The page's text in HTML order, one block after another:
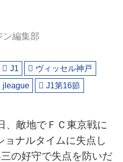
ン編集部
J1
ヴィッセル神戸
jleague J1第16節
、敵地でＦＣ東京戦に
ョナルタイムに失点し
の好守で失点を防いだ